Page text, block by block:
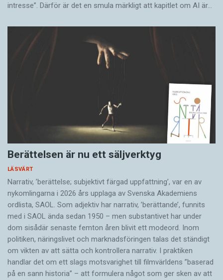
intresse”. Därför är det en smula märkligt att kapitlet om AI är…
Berättelsen är nu ett säljverktyg
LÄSVÄRT
Narrativ, ’berättelse; subjektivt färgad uppfattning’, var en av
nykomlingarna i 2026 års upplaga av Svenska Akademiens
ordlista, SAOL. Som adjektiv har narrativ, ’berättande’, funnits
med i SAOL ända sedan 1950 – men substantivet har under
dom sisådär senaste femton åren blivit ett modeord. Inom
politiken, näringslivet och marknadsföringen talas det ständigt
om vikten av att sätta och kontrollera narrativ. I praktiken
handlar det om ett slags motsvarighet till filmvärldens ”baserad
på en sann historia” – att formulera något som ger sken av att